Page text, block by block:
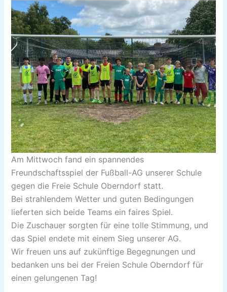
Am Mittwoch fand ein spannendes
Freundschaftsspiel der Fußball-AG unserer Schule
gegen die Freie Schule Oberndorf statt.
Bei strahlendem Wetter und guten Bedingungen
lieferten sich beide Teams ein faires Spiel.
Die Zuschauer sorgten für eine tolle Stimmung, und
das Spiel endete mit einem Sieg unserer AG.
Wir freuen uns auf zukünftige Begegnungen und
bedanken uns bei der Freien Schule Oberndorf für
einen gelungenen Tag!